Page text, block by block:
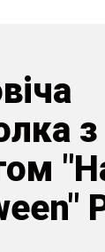
з